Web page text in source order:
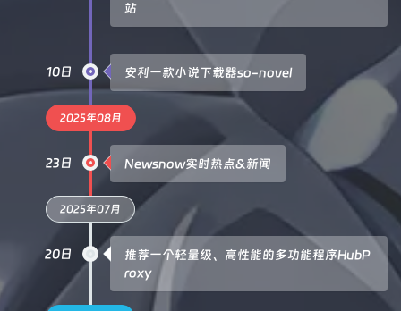
站
10日 安利一款小说下载器so-novel
2025年08月
23日 Newsnow实时热点&新闻
2025年07月
20日
推荐一个轻量级、高性能的多功能程序HubP
roxy